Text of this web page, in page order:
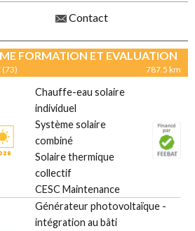
Contact
FORMATION ET EVALUATION
(73) 787.5 km
Chauffe-eau solaire
individuel
Système solaire
combiné
Solaire thermique
collectif
CESC Maintenance
Générateur photovoltaïque -
intégration au bâti